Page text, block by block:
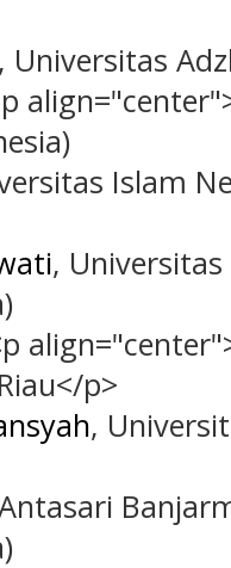
, Universitas
Islam
,
p>
,